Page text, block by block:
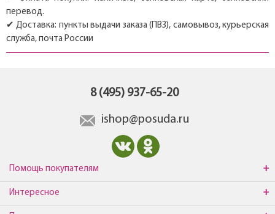
перевод.
✔ Доставка: пункты выдачи заказа (ПВЗ), самовывоз, курьерская
служба, почта России
8 (495) 937-65-20
ishop@posuda.ru
Помощь покупателям
Интересное